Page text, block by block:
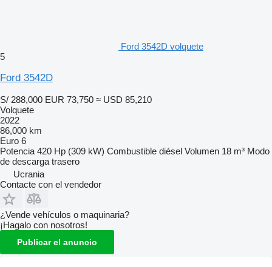
Ford 3542D volquete
5
Ford 3542D
S/ 288,000 EUR 73,750 ≈ USD 85,210
Volquete
2022
86,000 km
Euro 6
Potencia 420 Hp (309 kW) Combustible diésel Volumen 18 m³ Modo
de descarga trasero
Ucrania
Contacte con el vendedor
¿Vende vehículos o maquinaria?
¡Hagalo con nosotros!
Publicar el anuncio